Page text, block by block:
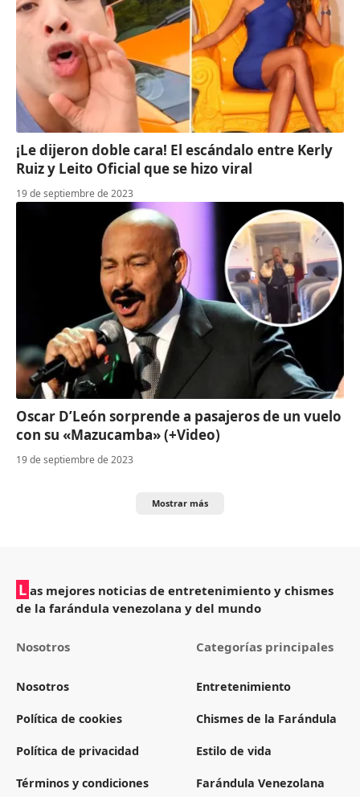
¡Le dijeron doble cara! El escándalo entre Kerly
Ruiz y Leito Oficial que se hizo viral
19 de septiembre de 2023
Oscar D’León sorprende a pasajeros de un vuelo
con su «Mazucamba» (+Video)
19 de septiembre de 2023
Mostrar más
L as mejores noticias de entretenimiento y chismes
de la farándula venezolana y del mundo
Nosotros
Nosotros
Política de cookies
Política de privacidad
Términos y condiciones
Categorías principales
Entretenimiento
Chismes de la Farándula
Estilo de vida
Farándula Venezolana